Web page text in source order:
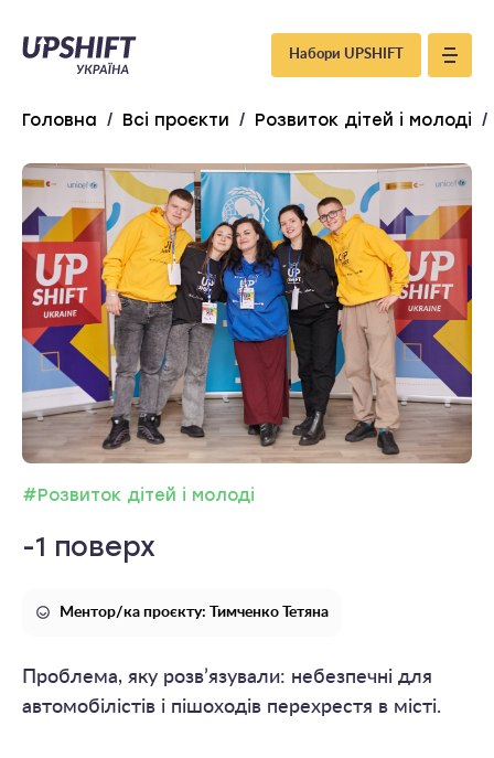
Upshift
–
Україна
Набори UPSHIFT
Головна / Всі проєкти / Розвиток дітей і молоді /
#Розвиток дітей і молоді
-1 поверх
Ментор/ка проєкту: Тимченко Тетяна
Проблема, яку розв’язували: небезпечні для
автомобілістів і пішоходів перехрестя в місті.